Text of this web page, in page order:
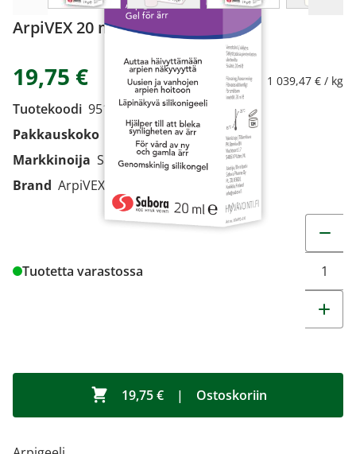
ArpiVEX 20 ml
19,75 € 1 039,47 € / kg
Tuotekoodi 9516501
Pakkauskoko
20 ml
Markkinoija Sabora Pharma Oy
Brand ArpiVEX
Tuotetta varastossa
19,75 € | Ostoskoriin